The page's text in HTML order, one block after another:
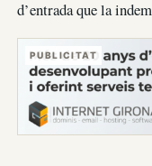
d’entrada que la
PUBLICITAT